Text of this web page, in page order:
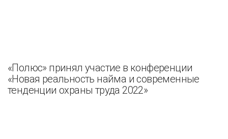
«Полюс» принял участие в конференции
«Новая реальность найма и современные
тенденции охраны труда 2022»